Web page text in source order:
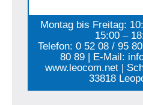
Montag bis Freitag:
15:00 –
Telefon: 0 52 08 / 95
80 89 | E-Mail:
www.leocom.net |
33818